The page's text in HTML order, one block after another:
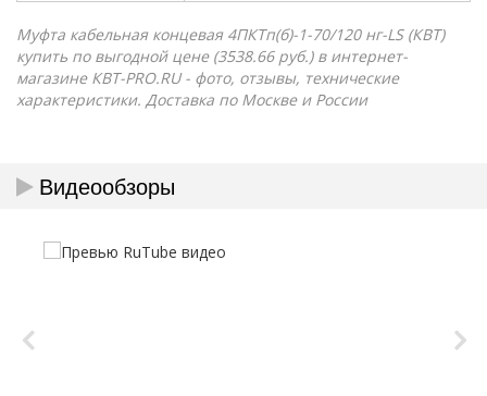
Муфта кабельная концевая 4ПКТп(б)-1-70/120 нг-LS (КВТ)
купить по выгодной цене (3538.66 руб.) в интернет-
магазине КВТ-PRO.RU - фото, отзывы, технические
характеристики. Доставка по Москве и России
Видеообзоры